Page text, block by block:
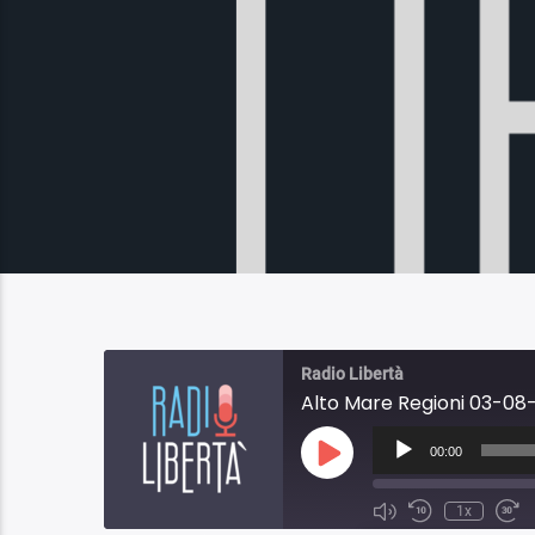
Radio Libertà
Alto Mare Regioni 03-08-
Play
Episode
Audio
Player
00:00
1x